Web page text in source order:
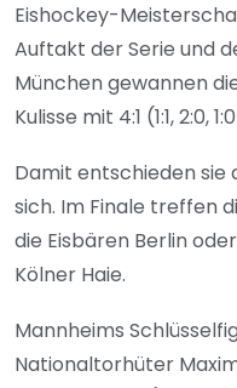
Eishockey-
Auftakt der Serie und
München gewannen
Kulisse mit 4:1 (1:1, 2:0,
Damit entschieden sie
sich. Im Finale treffen
die Eisbären Berlin
Kölner Haie.
Mannheims
Nationaltorhüter